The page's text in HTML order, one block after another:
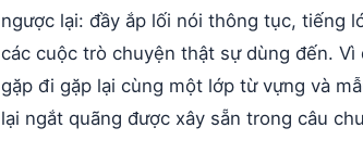
ngược lại: đầy ắp lối nói thông tục, tiếng
các cuộc trò chuyện thật sự dùng đến.
gặp đi gặp lại cùng một lớp từ vựng và
lại ngắt quãng được xây sẵn trong câu